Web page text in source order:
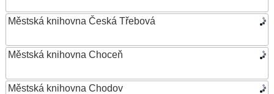
Městská knihovna Česká Třebová
Městská knihovna Choceň
Městská knihovna Chodov